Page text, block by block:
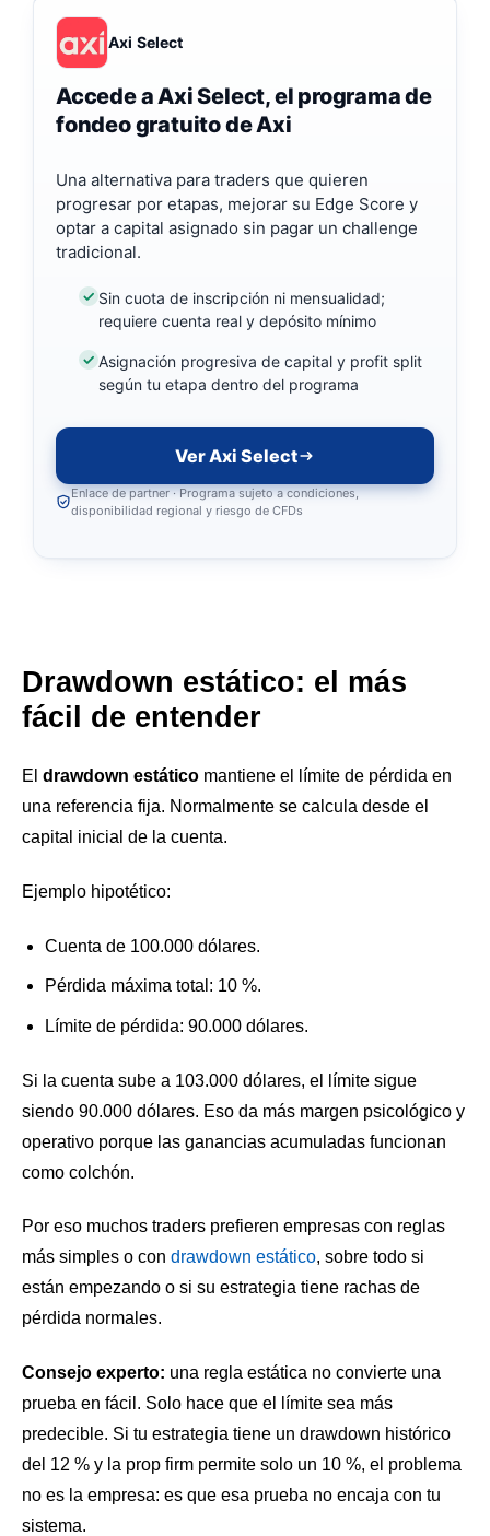
Axi Select
Accede a Axi Select, el programa de
fondeo gratuito de Axi
Una alternativa para traders que quieren
progresar por etapas, mejorar su Edge Score y
optar a capital asignado sin pagar un challenge
tradicional.
Sin cuota de inscripción ni mensualidad;
requiere cuenta real y depósito mínimo
Asignación progresiva de capital y profit split
según tu etapa dentro del programa
Ver Axi Select
Enlace de partner · Programa sujeto a condiciones,
disponibilidad regional y riesgo de CFDs
Drawdown estático: el más
fácil de entender
El drawdown estático mantiene el límite de pérdida en
una referencia fija. Normalmente se calcula desde el
capital inicial de la cuenta.
Ejemplo hipotético:
Cuenta de 100.000 dólares.
Pérdida máxima total: 10 %.
Límite de pérdida: 90.000 dólares.
Si la cuenta sube a 103.000 dólares, el límite sigue
siendo 90.000 dólares. Eso da más margen psicológico y
operativo porque las ganancias acumuladas funcionan
como colchón.
Por eso muchos traders prefieren empresas con reglas
más simples o con drawdown estático, sobre todo si
están empezando o si su estrategia tiene rachas de
pérdida normales.
Consejo experto: una regla estática no convierte una
prueba en fácil. Solo hace que el límite sea más
predecible. Si tu estrategia tiene un drawdown histórico
del 12 % y la prop firm permite solo un 10 %, el problema
no es la empresa: es que esa prueba no encaja con tu
sistema.